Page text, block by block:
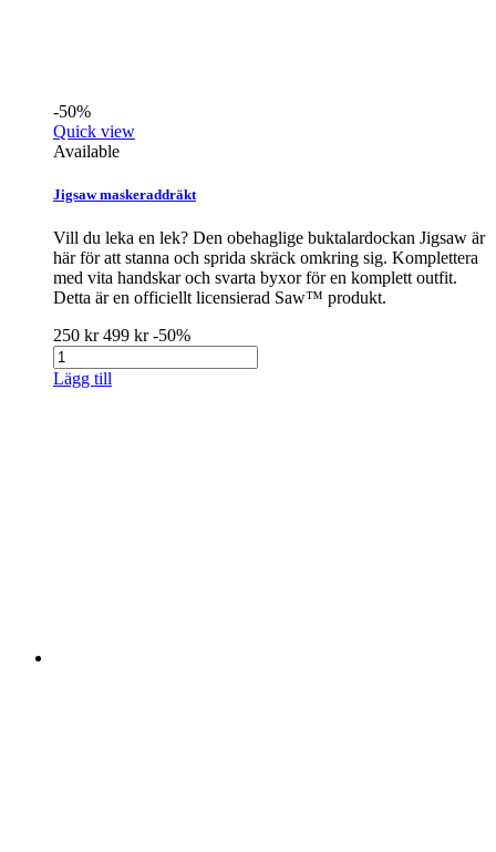
-50%
Quick view
Available
Jigsaw maskeraddräkt
Vill du leka en lek? Den obehaglige buktalardockan Jigsaw är
här för att stanna och sprida skräck omkring sig. Komplettera
med vita handskar och svarta byxor för en komplett outfit.
Detta är en officiellt licensierad Saw™ produkt.
250 kr499 kr-50%
Lägg till